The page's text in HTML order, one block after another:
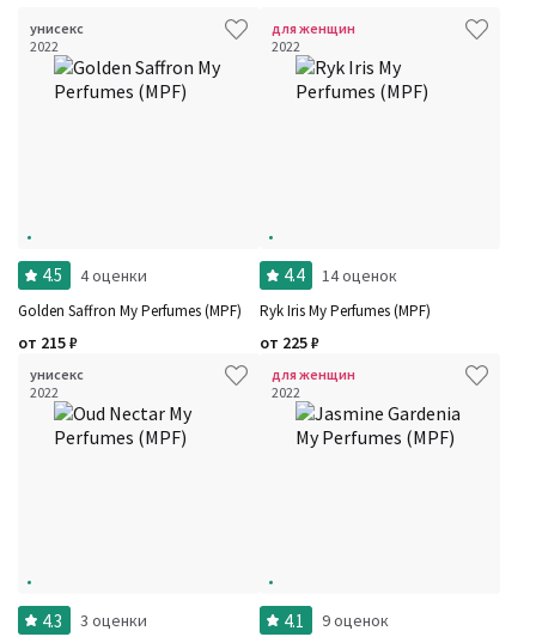
унисекс
2022
4.5 4 оценки
Golden Saffron My Perfumes (MPF)
от 215₽
для женщин
2022
4.4 14 оценок
Ryk Iris My Perfumes (MPF)
от 225₽
унисекс
2022
4.3 3 оценки
для женщин
2022
4.1 9 оценок